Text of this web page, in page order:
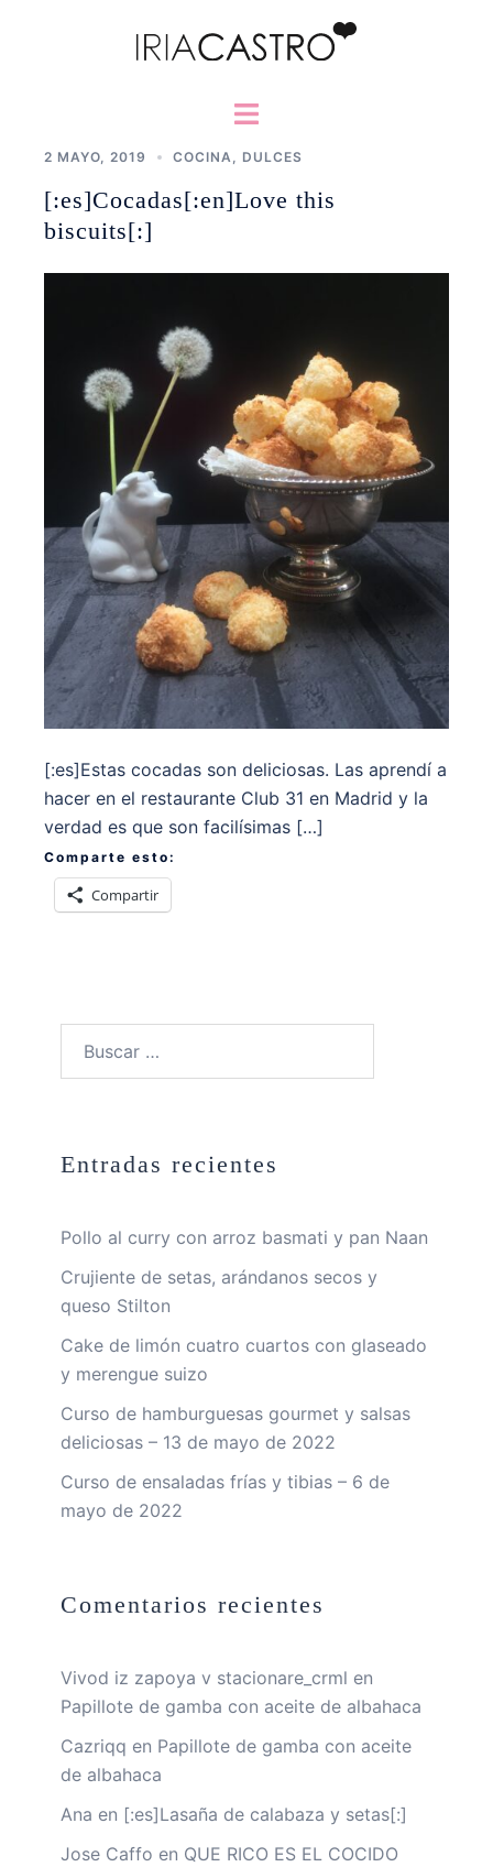
Alternar
2 MAYO, 2019 COCINA DULCES
[:es]Cocadas[:en]Love this
biscuits[:]
[:es]Estas cocadas son deliciosas. Las aprendí a
hacer en el restaurante Club 31 en Madrid y la
verdad es que son facilísimas […]
Comparte esto:
Compartir
Entradas recientes
Pollo al curry con arroz basmati y pan Naan
Crujiente de setas, arándanos secos y
queso Stilton
Cake de limón cuatro cuartos con glaseado
y merengue suizo
Curso de hamburguesas gourmet y salsas
deliciosas – 13 de mayo de 2022
Curso de ensaladas frías y tibias – 6 de
mayo de 2022
Comentarios recientes
Vivod iz zapoya v stacionare_crml en
Papillote de gamba con aceite de albahaca
Cazriqq en Papillote de gamba con aceite
de albahaca
Ana en [:es]Lasaña de calabaza y setas[:]
Jose Caffo en QUE RICO ES EL COCIDO